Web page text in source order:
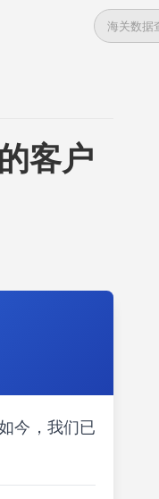
客户
今，我们已